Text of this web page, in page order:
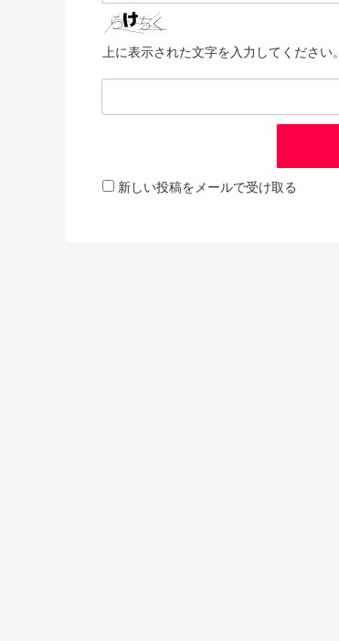
上に表示された文字を入力してください。
新しい投稿をメールで受け取る